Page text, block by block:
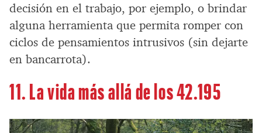
decisión en el trabajo, por ejemplo, o brindar
alguna herramienta que permita romper con
ciclos de pensamientos intrusivos (sin dejarte
en bancarrota).
11. La vida más allá de los 42.195